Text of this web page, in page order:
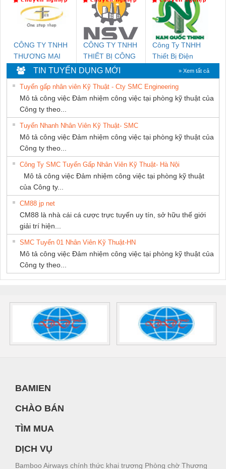
THUẬT ĐIỆN CƠ
GIA HƯNG PHÁT
NAM
SUPPLY
CÔNG TY TNHH
THƯƠNG MẠI
THIÊN ÂN VIỆT
NAM
CÔNG TY TNHH
THIẾT BỊ CÔNG
NGHIỆP NIHON
SETSUBI VIỆT
NAM
Công Ty TNHH
Thiết Bị Điện
Nam Quốc Thịnh
TIN TUYỂN DỤNG MỚI » Xem tất cả
Tuyển gấp nhân viên Kỹ Thuật - Cty SMC Engineering
Mô tả công việc Đảm nhiệm công việc tại phòng kỹ thuật của
Công ty theo...
Tuyển Nhanh Nhân Viên Kỹ Thuật- SMC
Mô tả công việc Đảm nhiệm công việc tại phòng kỹ thuật của
Công ty theo...
Công Ty SMC Tuyển Gấp Nhân Viên Kỹ Thuật- Hà Nội
Mô tả công việc Đảm nhiệm công việc tại phòng kỹ thuật
của Công ty...
CM88 jp net
CM88 là nhà cái cá cược trực tuyến uy tín, sở hữu thế giới
giải trí hiện...
SMC Tuyển 01 Nhân Viên Kỹ Thuật-HN
Mô tả công việc Đảm nhiệm công việc tại phòng kỹ thuật của
Công ty theo...
BAMIEN
CHÀO BÁN
TÌM MUA
DỊCH VỤ
Bamboo Airways chính thức khai trương Phòng chờ Thương